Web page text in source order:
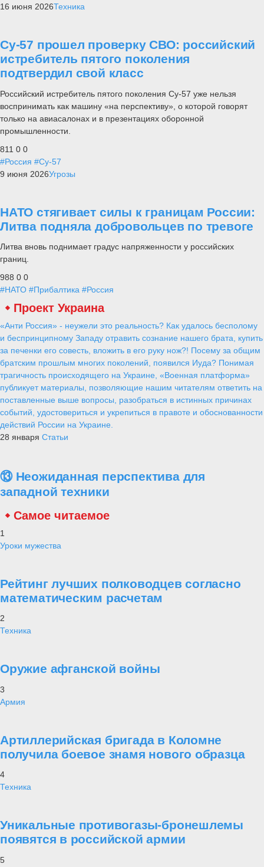
16 июня 2026Техника
Су-57 прошел проверку СВО: российский
истребитель пятого поколения
подтвердил свой класс
Российский истребитель пятого поколения Су-57 уже нельзя
воспринимать как машину «на перспективу», о которой говорят
только на авиасалонах и в презентациях оборонной
промышленности.
811 0 0
#Россия #Су-57
9 июня 2026Угрозы
НАТО стягивает силы к границам России:
Литва подняла добровольцев по тревоге
Литва вновь поднимает градус напряженности у российских
границ.
988 0 0
#НАТО #Прибалтика #Россия
Проект Украина
«Анти Россия» - неужели это реальность? Как удалось бесполому
и беспринципному Западу отравить сознание нашего брата, купить
за печенки его совесть, вложить в его руку нож?! Посему за общим
братским прошлым многих поколений, появился Иуда? Понимая
трагичность происходящего на Украине, «Военная платформа»
публикует материалы, позволяющие нашим читателям ответить на
поставленные выше вопросы, разобраться в истинных причинах
событий, удостовериться и укрепиться в правоте и обоснованности
действий России на Украине.
28 января Статьи
⑬ Неожиданная перспектива для
западной техники
Самое читаемое
1
Уроки мужества
Рейтинг лучших полководцев согласно
математическим расчетам
2
Техника
Оружие афганской войны
3
Армия
Артиллерийская бригада в Коломне
получила боевое знамя нового образца
4
Техника
Уникальные противогазы-бронешлемы
появятся в российской армии
5